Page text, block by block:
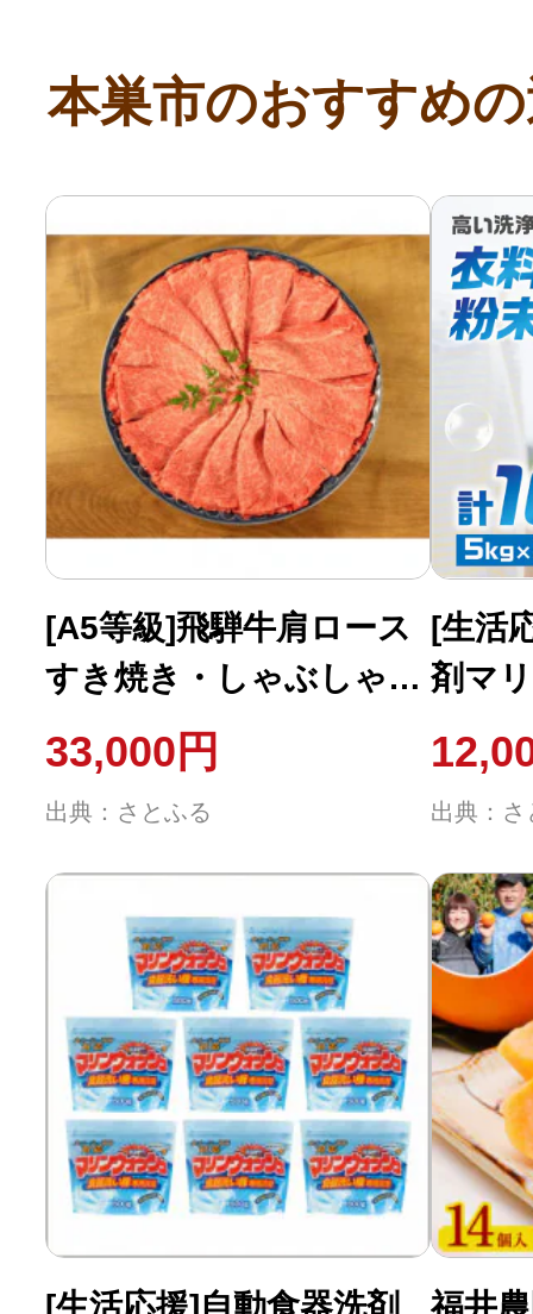
本巣市のおすすめ
[A5等級]飛騨牛肩ロース
すき焼き・しゃぶしゃぶ
用900g
33,000円
出典：さとふる
[生活
剤マ
出典：さ
[生活応援]自動食器洗剤 福井